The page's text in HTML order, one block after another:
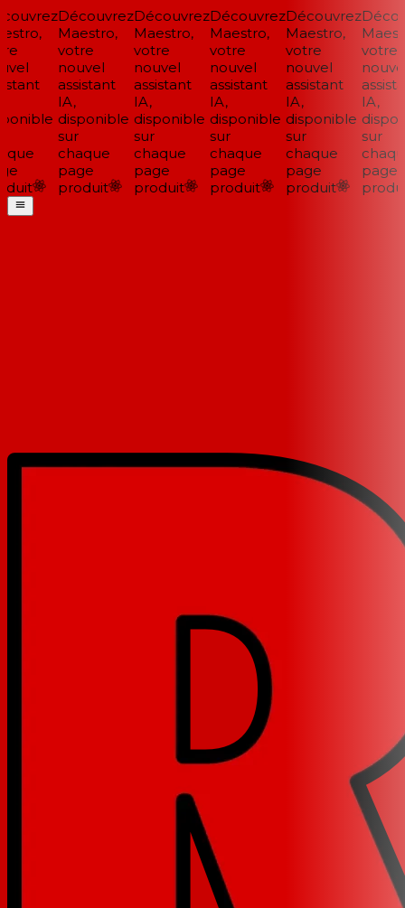
Découvrez
Maestro,
votre
nouvel
assistant
IA,
disponible
sur
chaque
page
produit
Découvrez
Maestro,
votre
nouvel
assistant
IA,
disponible
sur
chaque
page
produit
Découvrez
Maestro,
votre
nouvel
assistant
IA,
disponible
sur
chaque
page
produit
Découvrez
Maestro,
votre
nouvel
assistant
IA,
disponible
sur
chaque
page
produit
votre
nouvel
IA,
sur
page
produit